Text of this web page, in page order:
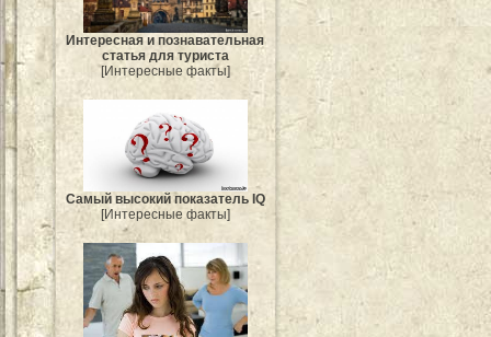
Интересная и познавательная
статья для туриста
[Интересные факты]
Самый высокий показатель IQ
[Интересные факты]